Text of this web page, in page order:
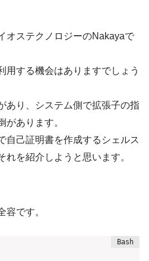
オステクノロジーのNakayaで
用する機会はありますでしょう
あり、システム側で拡張子の指
があります。
自己証明書を作成するシェルス
れを紹介しようと思います。
容です。